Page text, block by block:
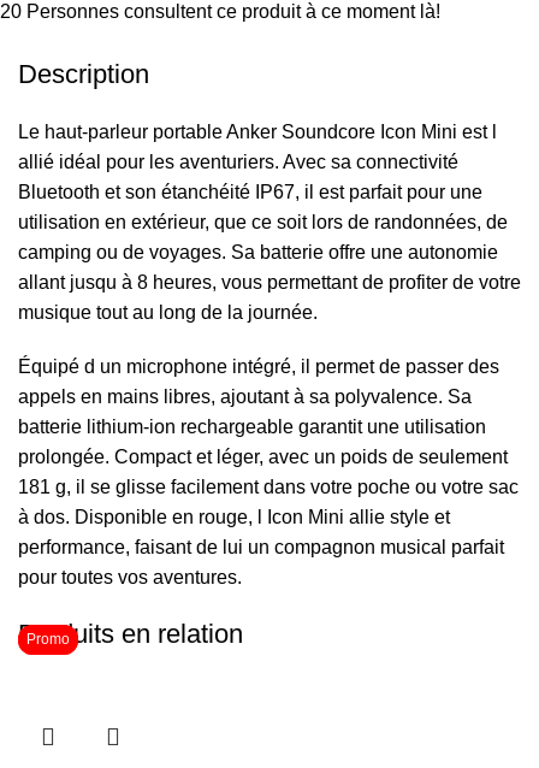
20 Personnes consultent ce produit à ce moment là!
Description
Le haut-parleur portable Anker Soundcore Icon Mini est l
allié idéal pour les aventuriers. Avec sa connectivité
Bluetooth et son étanchéité IP67, il est parfait pour une
utilisation en extérieur, que ce soit lors de randonnées, de
camping ou de voyages. Sa batterie offre une autonomie
allant jusqu à 8 heures, vous permettant de profiter de votre
musique tout au long de la journée.
Équipé d un microphone intégré, il permet de passer des
appels en mains libres, ajoutant à sa polyvalence. Sa
batterie lithium-ion rechargeable garantit une utilisation
prolongée. Compact et léger, avec un poids de seulement
181 g, il se glisse facilement dans votre poche ou votre sac
à dos. Disponible en rouge, l Icon Mini allie style et
performance, faisant de lui un compagnon musical parfait
pour toutes vos aventures.
Produits en relation
Promo
Promo